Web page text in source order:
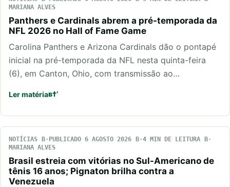
MARIANA ALVES
Panthers e Cardinals abrem a pré-temporada da
NFL 2026 no Hall of Fame Game
Carolina Panthers e Arizona Cardinals dão o pontapé
inicial na pré-temporada da NFL nesta quinta-feira
(6), em Canton, Ohio, com transmissão ao…
Ler matéria
NOTÍCIAS PUBLICADO 6 AGOSTO 2026
4 MIN DE LEITURA
MARIANA ALVES
Brasil estreia com vitórias no Sul-Americano de
tênis 16 anos; Pignaton brilha contra a
Venezuela